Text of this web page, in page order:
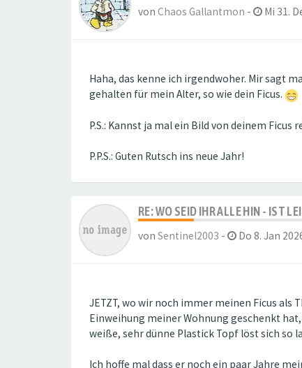
von Chaos Gallantmon - Mi 31.
Haha, das kenne ich irgendwoher. Mir sagt
gehalten für mein Alter, so wie dein Ficus.
P.S.: Kannst ja mal ein Bild von deinem
P.P.S.: Guten Rutsch ins neue Jahr!
RE: WO SEID IHR ALLE HIN - IST
von Sentinel2003 - Do 8. Jan
JETZT, wo wir noch immer meinen Ficus
Einweihung meiner Wohnung geschenkt
weiße, sehr dünne Plastick Topf löst sich so
Ich hoffe mal dass er noch ein paar Jahre